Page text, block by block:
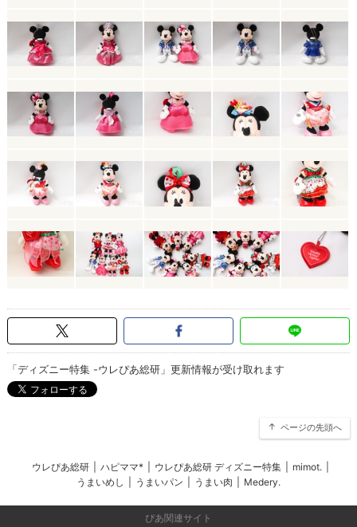
「ディズニー特集 -ウレぴあ総研」更新情報が受け取れます
ページの先頭へ
ウレぴあ総研 ハピママ* ウレぴあ総研 ディズニー特集 mimot.
うまいめし
うまいパン うまい肉 Medery.
ぴあ関連サイト